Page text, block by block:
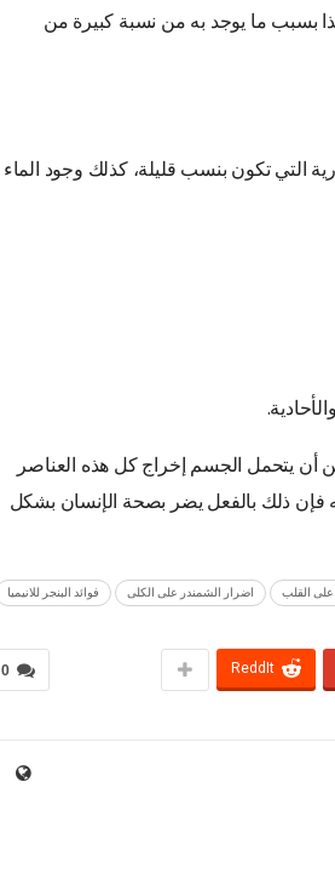
بسبب ما يوجد به من نسبة كبيرة من
التي تكون بنسب قليلة، كذلك وجود الماء
أن يتحمل الجسم إخراج كل هذه العناصر
فإن ذلك بالفعل يضر بصحة الإنسان بشكل
على القلب اضرار الشمندر على الكلى فوائد البنجر للانيميا
0 ReddIt